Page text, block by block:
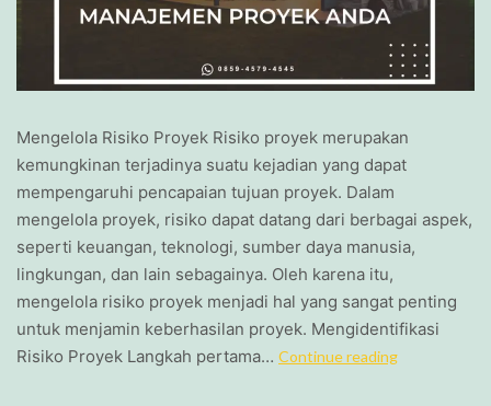
Mengelola Risiko Proyek Risiko proyek merupakan
kemungkinan terjadinya suatu kejadian yang dapat
mempengaruhi pencapaian tujuan proyek. Dalam
mengelola proyek, risiko dapat datang dari berbagai aspek,
seperti keuangan, teknologi, sumber daya manusia,
lingkungan, dan lain sebagainya. Oleh karena itu,
mengelola risiko proyek menjadi hal yang sangat penting
untuk menjamin keberhasilan proyek. Mengidentifikasi
Risiko Proyek Langkah pertama… Continue reading